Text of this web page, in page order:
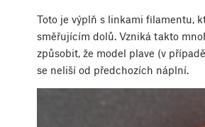
Toto je výplň s linkami filamentu,
směřujícím dolů. Vzniká takto
způsobit, že model plave (v
se neliší od předchozích náplní.